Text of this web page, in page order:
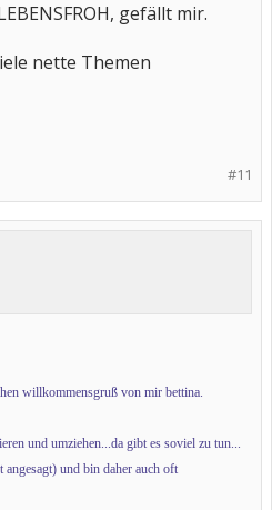
gefällt mir.
nette Themen
#11
willkommensgruß von mir bettina.
und umziehen...da gibt es soviel zu tun...
und bin daher auch oft